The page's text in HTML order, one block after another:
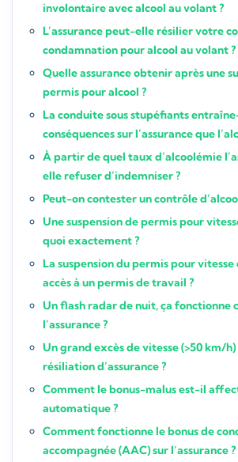
involontaire avec alcool au volant ?
L’assurance peut-elle résilier votre
condamnation pour alcool au volant ?
Quelle assurance obtenir après une
permis pour alcool ?
La conduite sous stupéfiants
conséquences sur l’assurance que
À partir de quel taux d’alcoolémie
elle refuser d’indemniser ?
Peut-on contester un contrôle
Une suspension de permis pour
quoi exactement ?
La suspension du permis pour
accès à un permis de travail ?
Un flash radar de nuit, ça fonctionne
l’assurance ?
Un grand excès de vitesse (>50 km/
résiliation d’assurance ?
Comment le bonus-malus est-il
automatique ?
Comment fonctionne le bonus de
accompagnée (AAC) sur l’assurance ?